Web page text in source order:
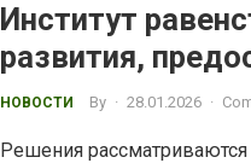
Институт
развития,
студентам
НОВОСТИ By · 28.01.2026 ·
Решения